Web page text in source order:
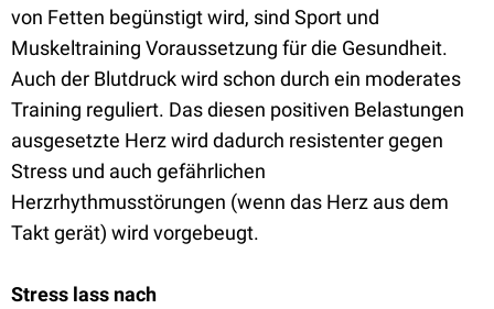
von Fetten begünstigt wird, sind Sport und
Muskeltraining Voraussetzung für die Gesundheit.
Auch der Blutdruck wird schon durch ein moderates
Training reguliert. Das diesen positiven Belastungen
ausgesetzte Herz wird dadurch resistenter gegen
Stress und auch gefährlichen
Herzrhythmusstörungen (wenn das Herz aus dem
Takt gerät) wird vorgebeugt.
Stress lass nach